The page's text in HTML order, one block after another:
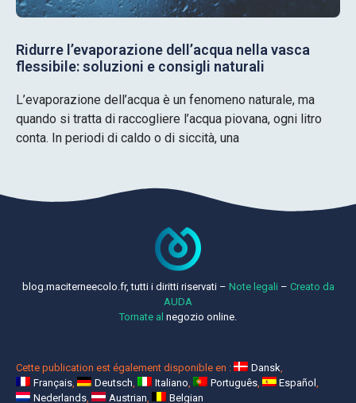
Ridurre l’evaporazione dell’acqua nella vasca
flessibile: soluzioni e consigli naturali
L’evaporazione dell’acqua è un fenomeno naturale, ma
quando si tratta di raccogliere l’acqua piovana, ogni litro
conta. In periodi di caldo o di siccità, una
blog.maciterneecolo.fr, tutti i diritti riservati – Note legali – Creato da
AUDA
Tornate al negozio online.
Cette publication est également disponible en :
Dansk
Français
Deutsch Italiano Português
Español
Nederlands
Austrian Belgian